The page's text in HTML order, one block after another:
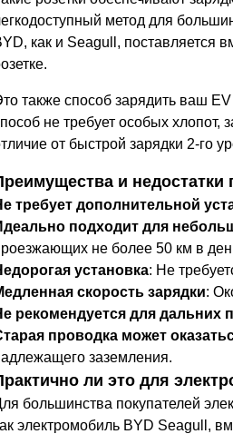
метод для
как и Seagull,
также способ зарядить ваш
не требует особых хлопот,
от быстрой зарядки 2-го
и недостатки
требует дополнительной
подходит для
не более 50 км в
установка: Не
скорость зарядки:
рекомендуется для дальних
проводка может
заземления.
ли это для
большинства покупателей
электромобиль BYD Seagull,